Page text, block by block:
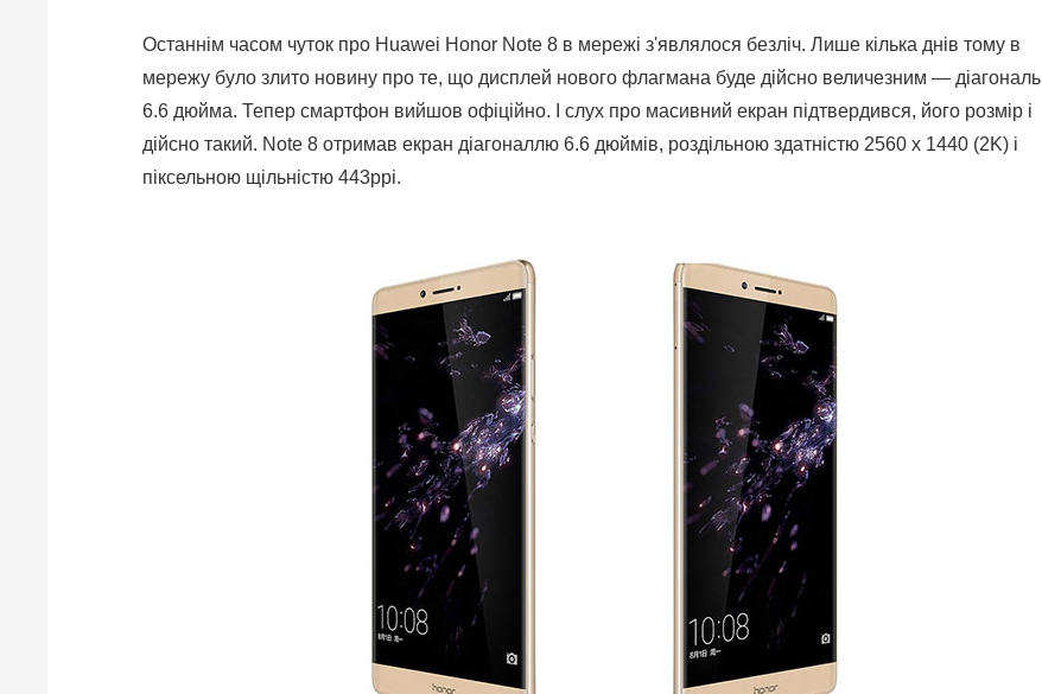
Останнім часом чуток про Huawei Honor Note 8 в мережі з'являлося безліч. Лише кілька днів тому в
мережу було злито новину про те, що дисплей нового флагмана буде дійсно величезним — діагональ
6.6 дюйма. Тепер смартфон вийшов офіційно. І слух про масивний екран підтвердився, його розмір і
дійсно такий. Note 8 отримав екран діагоналлю 6.6 дюймів, роздільною здатністю 2560 х 1440 (2K) і
піксельною щільністю 443ppi.